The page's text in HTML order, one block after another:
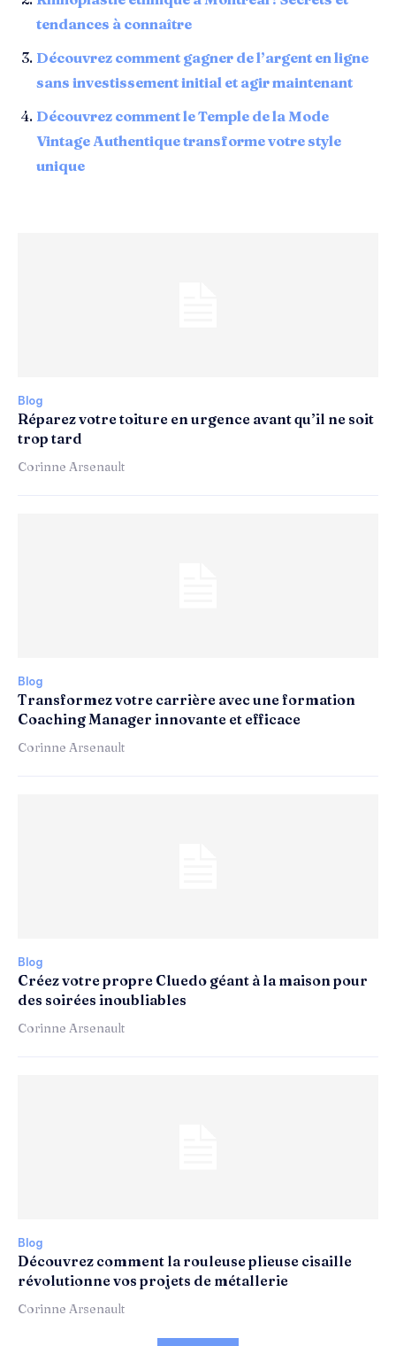
tendances à connaître
Découvrez comment gagner de l’argent en ligne
sans investissement initial et agir maintenant
Découvrez comment le Temple de la Mode
Vintage Authentique transforme votre style
unique
Blog
Réparez votre toiture en urgence avant qu’il ne soit
trop tard
Corinne Arsenault
Blog
Transformez votre carrière avec une formation
Coaching Manager innovante et efficace
Corinne Arsenault
Blog
Créez votre propre Cluedo géant à la maison pour
des soirées inoubliables
Corinne Arsenault
Blog
Découvrez comment la rouleuse plieuse cisaille
révolutionne vos projets de métallerie
Corinne Arsenault